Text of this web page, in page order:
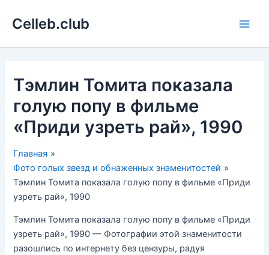
Celleb.club
Тэмлин Томита показала
голую попу в фильме
«Приди узреть рай», 1990
Главная
Фото голых звезд и обнаженных знаменитостей
Тэмлин Томита показала голую попу в фильме «Приди
узреть рай», 1990
Тэмлин Томита показала голую попу в фильме «Приди
узреть рай», 1990 — Фотографии этой знаменитости
разошлись по интернету без цензуры, радуя